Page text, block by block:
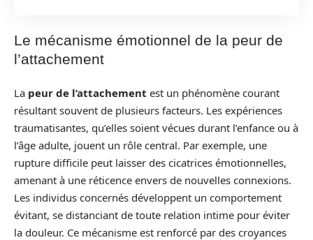
Le mécanisme émotionnel de la peur de
l’attachement
La peur de l’attachement est un phénomène courant
résultant souvent de plusieurs facteurs. Les expériences
traumatisantes, qu’elles soient vécues durant l’enfance ou à
l’âge adulte, jouent un rôle central. Par exemple, une
rupture difficile peut laisser des cicatrices émotionnelles,
amenant à une réticence envers de nouvelles connexions.
Les individus concernés développent un comportement
évitant, se distanciant de toute relation intime pour éviter
la douleur. Ce mécanisme est renforcé par des croyances